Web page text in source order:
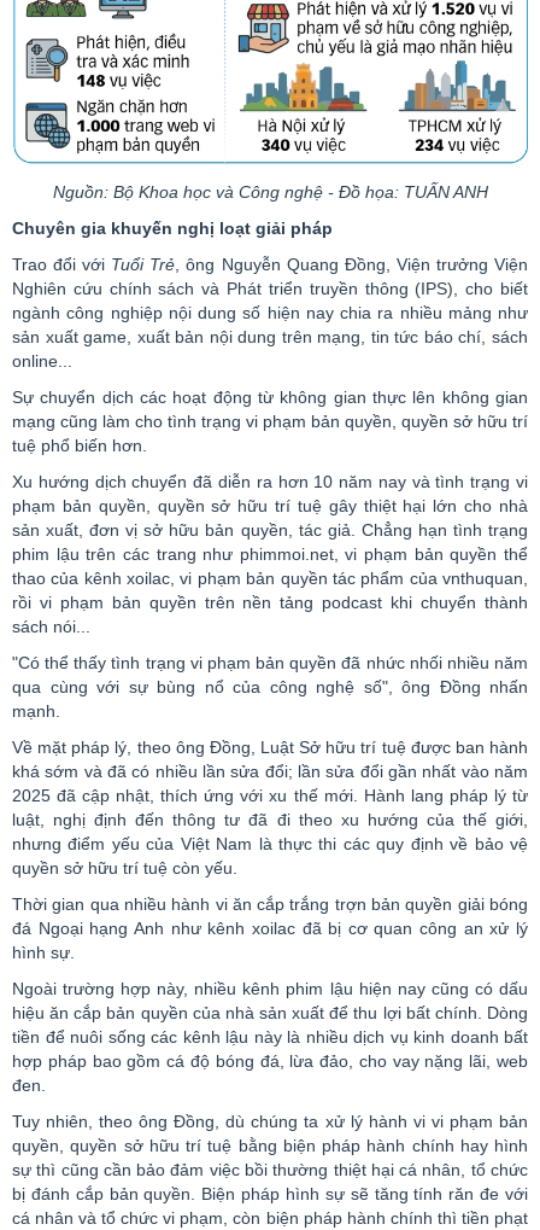
Nguồn: Bộ Khoa học và Công nghệ - Đồ họa: TUẤN ANH
Chuyên gia khuyến nghị loạt giải pháp
Trao đổi với Tuổi Trẻ , ông Nguyễn Quang Đồng, Viện trưởng Viện
Nghiên cứu chính sách và Phát triển truyền thông (IPS), cho biết
ngành công nghiệp nội dung số hiện nay chia ra nhiều mảng như
sản xuấtgame , xuất bản nội dung trên mạng, tin tức báo chí, sách
online
Sự chuyển dịch các hoạt động từ không gian thực lên không gian
mạng cũng làm cho tình trạng vi phạm bản quyền, quyền sở hữu trí
tuệ phổ biến hơn.
Xu hướng dịch chuyển đã diễn ra hơn 10 năm nay và tình trạng vi
phạm bản quyền, quyền sở hữu trí tuệ gây thiệt hại lớn cho nhà
sản xuất, đơn vị sở hữu bản quyền, tác giả. Chẳng hạn tình trạng
phim lậu trên các trang như phimmoi. net, vi phạm bản quyền thể
thao của kênhxoilac , vi phạm bản quyền tác phẩm củavnthuquan
rồi vi phạm bản quyền trên nền tảng podcast khi chuyển thành
sách nói...
"Có thể thấy tình trạng vi phạm bản quyền đã nhức nhối nhiều năm
qua cùng với sự bùng nổ của công nghệ số", ông Đồng nhấn
mạnh.
Về mặt pháp lý, theo ông Đồng, Luật Sở hữu trí tuệ được ban hành
khá sớm và đã có nhiều lần sửa đổi; lần sửa đổi gần nhất vào năm
2025 đã cập nhật, thích ứng với xu thế mới. Hành lang pháp lý từ
luật, nghị định đến thông tư đã đi theo xu hướng của thế giới,
nhưng điểm yếu của Việt Nam là thực thi các quy định về bảo vệ
quyền sở hữu trí tuệ còn yếu.
Thời gian qua nhiều hành vi ăn cắp trắng trợn bản quyền giải bóng
đá Ngoại hạng Anh như kênh xoilacđã bị cơ quan công an xử lý
hình sự.
Ngoài trường hợp này, nhiều kênh phim lậu hiện nay cũng có dấu
hiệu ăn cắp bản quyền của nhà sản xuất để thu lợi bất chính. Dòng
tiền để nuôi sống các kênh lậu này là nhiều dịch vụ kinh doanh bất
hợp pháp bao gồm cá độ bóng đá, lừa đảo, cho vay nặng lãi, web
đen.
Tuy nhiên, theo ông Đồng, dù chúng ta xử lý hành vi vi phạm bản
quyền, quyền sở hữu trí tuệ bằng biện pháp hành chính hay hình
sự thì cũng cần bảo đảm việc bồi thường thiệt hại cá nhân, tổ chức
bị đánh cắp bản quyền. Biện pháp hình sự sẽ tăng tính răn đe với
cá nhân và tổ chức vi phạm, còn biện pháp hành chính thì tiền phạt